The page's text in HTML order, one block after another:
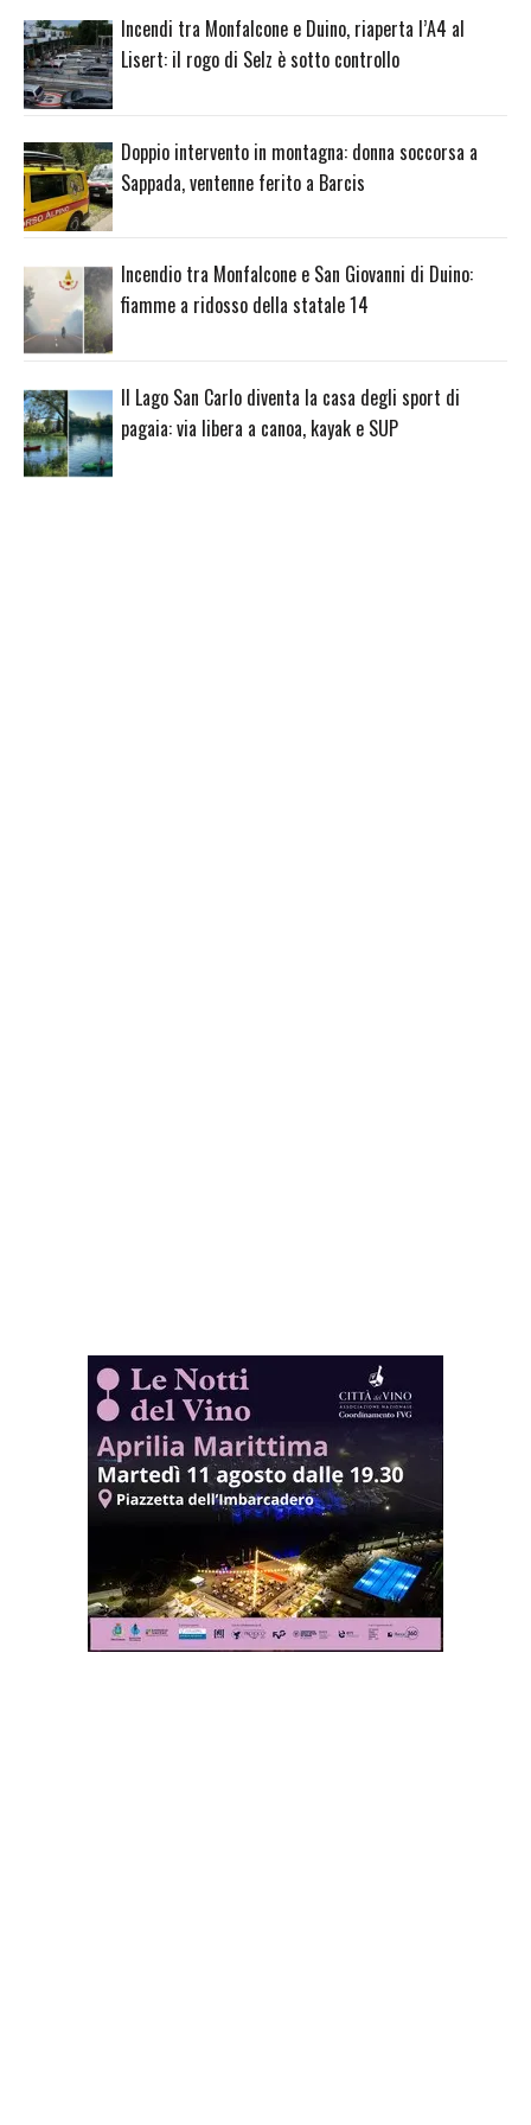
Incendi tra Monfalcone e Duino, riaperta l’A4 al
Lisert: il rogo di Selz è sotto controllo
Doppio intervento in montagna: donna soccorsa a
Sappada, ventenne ferito a Barcis
Incendio tra Monfalcone e San Giovanni di Duino:
fiamme a ridosso della statale 14
Il Lago San Carlo diventa la casa degli sport di
pagaia: via libera a canoa, kayak e SUP